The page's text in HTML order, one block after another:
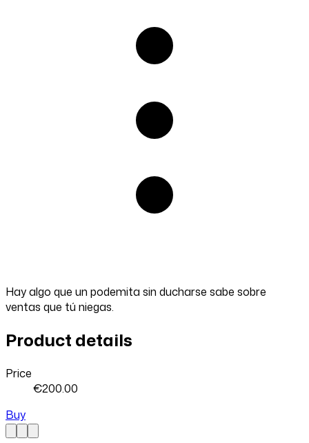
Hay algo que un podemita sin ducharse sabe sobre
ventas que tú niegas.
Product details
Price
€200.00
Buy